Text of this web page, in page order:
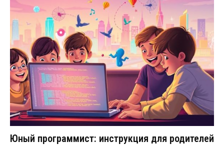
Юный программист: инструкция для родителей